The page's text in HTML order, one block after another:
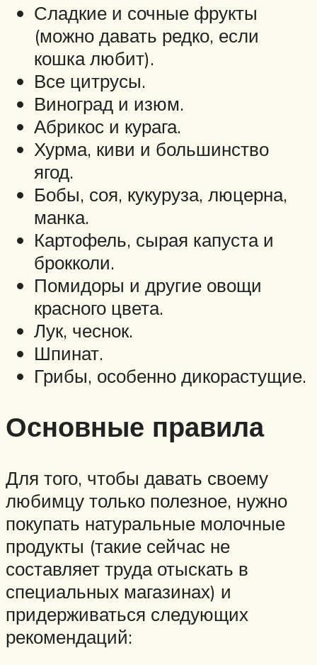
Сладкие и сочные фрукты
(можно давать редко, если
кошка любит).
Все цитрусы.
Виноград и изюм.
Абрикос и курага.
Хурма, киви и большинство
ягод.
Бобы, соя, кукуруза, люцерна,
манка.
Картофель, сырая капуста и
брокколи.
Помидоры и другие овощи
красного цвета.
Лук, чеснок.
Шпинат.
Грибы, особенно дикорастущие.
Основные правила
Для того, чтобы давать своему
любимцу только полезное, нужно
покупать натуральные молочные
продукты (такие сейчас не
составляет труда отыскать в
специальных магазинах) и
придерживаться следующих
рекомендаций: